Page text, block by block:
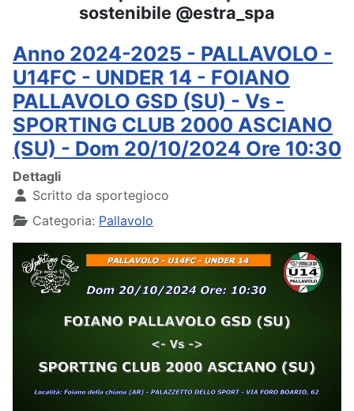
sostenibile @estra_spa
Anno 2024-2025 - PALLAVOLO -
U14FC - UNDER 14 - FOIANO
PALLAVOLO GSD (SU) - Vs -
SPORTING CLUB 2000 ASCIANO
(SU) - Dom 20/10/2024 Ore 10:30
Dettagli
Scritto da sportegioco
Categoria: Pallavolo